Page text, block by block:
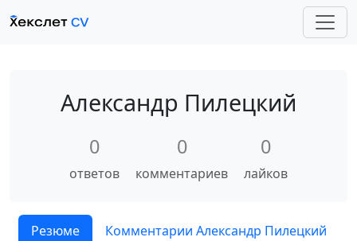
Александр Пилецкий
0
ответов
0
комментариев
0
лайков
Резюме
Комментарии Александр Пилецкий